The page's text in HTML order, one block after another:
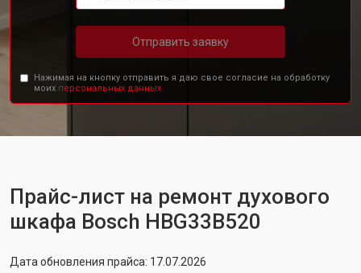
Отправить заявку
Нажимая на кнопку отправить я даю свое согласие на обработку
моих персональных данных.
Прайс-лист на ремонт духового
шкафа Bosch HBG33B520
Дата обновления прайса: 17.07.2026